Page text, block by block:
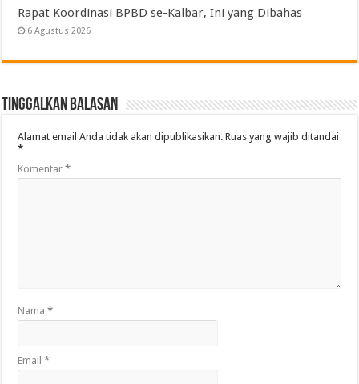
Rapat Koordinasi BPBD se-Kalbar, Ini yang Dibahas
6 Agustus 2026
Tinggalkan Balasan
Alamat email Anda tidak akan dipublikasikan. Ruas yang wajib ditandai
*
Komentar*
Nama*
Email*